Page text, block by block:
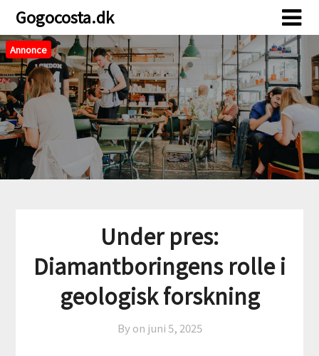
Skip
content
Skip
content
Gogocosta.dk
Annonce
Under pres:
Diamantboringens rolle i
geologisk forskning
By on juni 5, 2025